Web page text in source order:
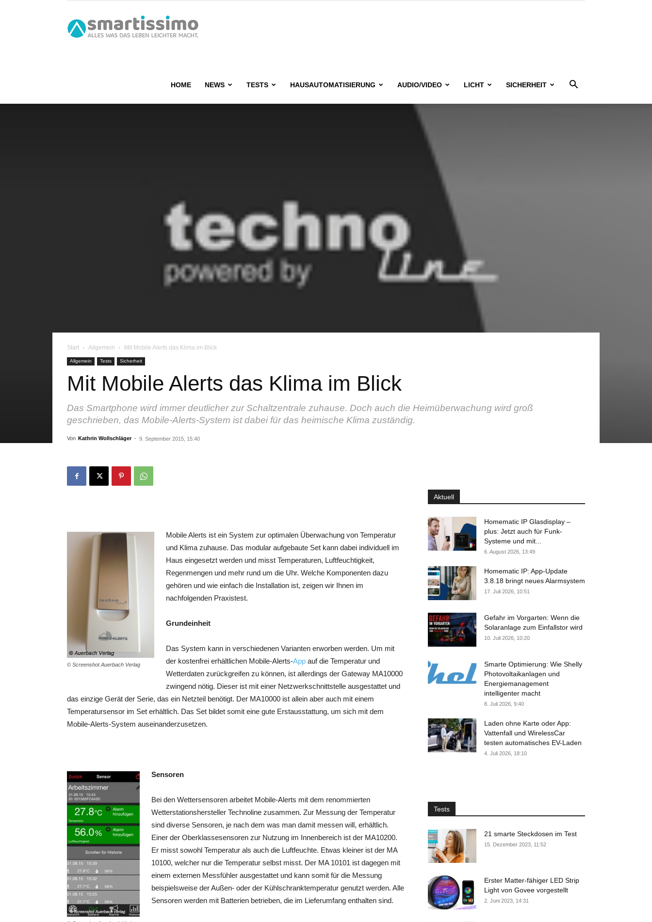
HOME NEWS TESTS HAUSAUTOMATISIERUNG AUDIO/VIDEO LICHT SICHERHEIT
Start Allgemein Mit Mobile Alerts das Klima im Blick
Allgemein Tests Sicherheit
Mit Mobile Alerts das Klima im Blick
Das Smartphone wird immer deutlicher zur Schaltzentrale zuhause. Doch auch die Heimüberwachung wird groß
geschrieben, das Mobile-Alerts-System ist dabei für das heimische Klima zuständig.
Von Kathrin Wollschläger - 9. September 2015, 15:40
© Screenshot Auerbach Verlag
Mobile Alerts ist ein System zur optimalen Überwachung von Temperatur
und Klima zuhause. Das modular aufgebaute Set kann dabei individuell im
Haus eingesetzt werden und misst Temperaturen, Luftfeuchtigkeit,
Regenmengen und mehr rund um die Uhr. Welche Komponenten dazu
gehören und wie einfach die Installation ist, zeigen wir Ihnen im
nachfolgenden Praxistest.
Grundeinheit
Das System kann in verschiedenen Varianten erworben werden. Um mit
der kostenfrei erhältlichen Mobile-Alerts-App auf die Temperatur und
Wetterdaten zurückgreifen zu können, ist allerdings der Gateway MA10000
zwingend nötig. Dieser ist mit einer Netzwerkschnittstelle ausgestattet und
das einzige Gerät der Serie, das ein Netzteil benötigt. Der MA10000 ist allein aber auch mit einem
Temperatursensor im Set erhältlich. Das Set bildet somit eine gute Erstausstattung, um sich mit dem
Mobile-Alerts-System auseinanderzusetzen.
Sensoren
Bei den Wettersensoren arbeitet Mobile-Alerts mit dem renommierten
Wetterstationshersteller Technoline zusammen. Zur Messung der Temperatur
sind diverse Sensoren, je nach dem was man damit messen will, erhältlich.
Einer der Oberklassesensoren zur Nutzung im Innenbereich ist der MA10200.
Er misst sowohl Temperatur als auch die Luftfeuchte. Etwas kleiner ist der MA
10100, welcher nur die Temperatur selbst misst. Der MA 10101 ist dagegen mit
einem externen Messfühler ausgestattet und kann somit für die Messung
beispielsweise der Außen- oder der Kühlschranktemperatur genutzt werden. Alle
Sensoren werden mit Batterien betrieben, die im Lieferumfang enthalten sind.
Aktuell
Homematic IP Glasdisplay –
plus: Jetzt auch für Funk-
Systeme und mit...
6. August 2026, 13:49
Homematic IP: App-Update
3.8.18 bringt neues Alarmsystem
17. Juli 2026, 10:51
Gefahr im Vorgarten: Wenn die
Solaranlage zum Einfallstor wird
10. Juli 2026, 10:20
Smarte Optimierung: Wie Shelly
Photovoltaikanlagen und
Energiemanagement
intelligenter macht
8. Juli 2026, 9:40
Laden ohne Karte oder App:
Vattenfall und WirelessCar
testen automatisches EV-Laden
4. Juli 2026, 18:10
Tests
21 smarte Steckdosen im Test
15. Dezember 2023, 11:52
Erster Matter-fähiger LED Strip
Light von Govee vorgestellt
2. Juni 2023, 14:31